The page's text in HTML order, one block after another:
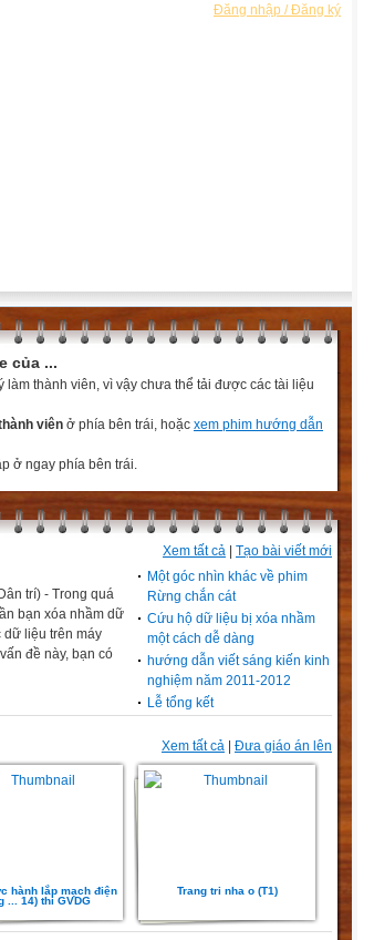
Đăng nhập / Đăng ký
của ...
thành viên, vì vậy chưa thể tải được các tài liệu
viên ở phía bên trái, hoặc xem phim hướng dẫn
ở ngay phía bên trái.
Xem tất cả Tạo bài viết mới
trí) - Trong quá
bạn xóa nhầm dữ
dữ liệu trên máy
đề này, bạn có
Một góc nhìn khác về phim
Rừng chắn cát
Cứu hộ dữ liệu bị xóa nhầm
một cách dễ dàng
hướng dẫn viết sáng kiến kinh
nghiệm năm 2011-2012
Lễ tổng kết
Xem tất cả | Đưa giáo án lên
hành lắp mạch điện
... 14) thi GVDG
Trang tri nha o (T1)